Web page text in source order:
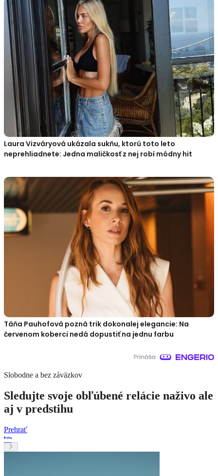
Laura Vizváryová ukázala sukňu, ktorú toto leto
neprehliadnete: Jedna maličkosť z nej robí módny hit
Táňa Pauhofová pozná trik dokonalej elegancie: Na
červenom koberci nedá dopustiť na jednu farbu
Slobodne a bez záväzkov
Sledujte svoje obľúbené relácie naživo ale
aj v predstihu
Prehrať